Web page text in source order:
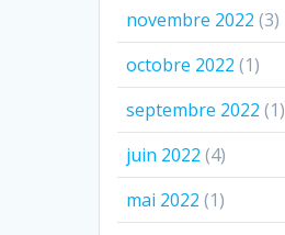
novembre 2022 (3)
octobre 2022 (1)
septembre 2022 (1)
juin 2022 (4)
mai 2022 (1)